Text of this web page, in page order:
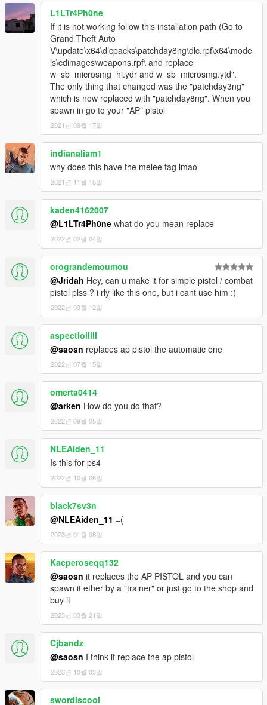
L1LTr4Ph0ne
If it is not working follow this installation path (Go to
Grand Theft Auto
V\update\x64\dlcpacks\patchday8ng\dlc.rpf\x64\mode
ls\cdimages\weapons.rpf\ and replace
w_sb_microsmg_hi.ydr and w_sb_microsmg.ytd".
The only thing that changed was the "patchday3ng"
which is now replaced with "patchday8ng". When you
spawn in go to your "AP" pistol
2021년 09월 17일
indianaliam1
why does this have the melee tag lmao
2021년 11월 15일
kaden4162007
@L1LTr4Ph0ne what do you mean replace
2022년 02월 04일
orograndemoumou
@Jridah Hey, can u make it for simple pistol / combat
pistol plss ? i rly like this one, but i cant use him :(
2022년 03월 12일
aspectlolllll
@saosn replaces ap pistol the automatic one
2022년 07월 15일
omerta0414
@arken How do you do that?
2022년 09월 05일
NLEAiden_11
Is this for ps4
2022년 10월 06일
black7sv3n
@NLEAiden_11 =(
2023년 01월 08일
Kacperoseqq132
@saosn it replaces the AP PISTOL and you can
spawn it ether by a "trainer" or just go to the shop and
buy it
2023년 03월 21일
Cjbandz
@saosn I think it replace the ap pistol
2023년 10월 03일
swordiscool